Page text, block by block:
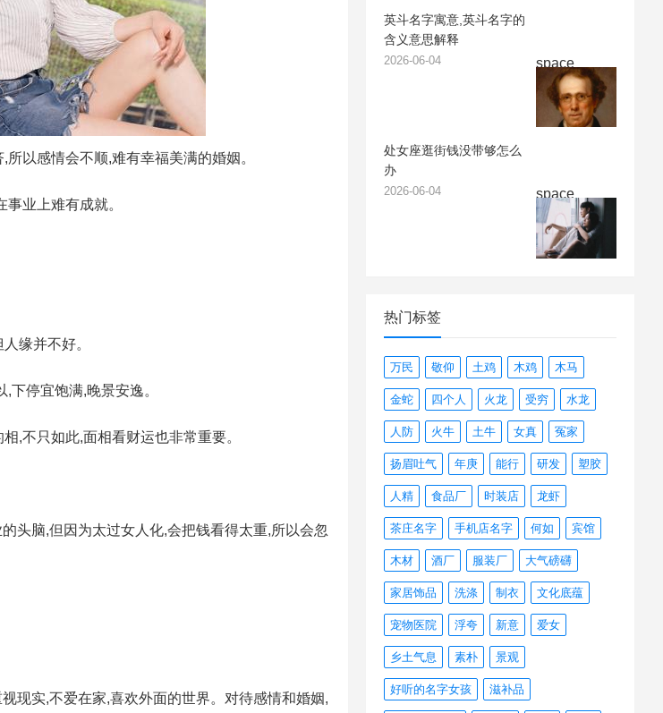
以感情会不顺,难有幸福美满的婚姻。
业上难有成就。
缘并不好。
下停宜饱满,晚景安逸。
,不只如此,面相看财运也非常重要。
头脑,但因为太过女人化,会把钱看得太重,所以会忽
现实,不爱在家,喜欢外面的世界。对待感情和婚姻,
space
英斗名字寓意,英斗名字的
含义意思解释
2026-06-04
space
处女座逛街钱没带够怎么
办
2026-06-04
热门标签
万民 敬仰 土鸡 木鸡 木马
金蛇 四个人 火龙 受穷 水龙
人防 火牛 土牛 女真 冤家
扬眉吐气 年庚 能行 研发 塑胶
人精 食品厂 时装店 龙虾
茶庄名字 手机店名字 何如 宾馆
木材 酒厂 服装厂 大气磅礴
家居饰品 洗涤 制衣 文化底蕴
宠物医院 浮夸 新意 爱女
乡土气息 素朴 景观
好听的名字女孩 滋补品